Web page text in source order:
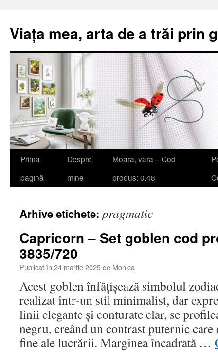
Viața mea, arta de a trăi prin
Sari
Prima
pagină
Despre
mine
Moară, vara – Cod
produs: 0.48
Arhive etichete: pragmatic
Capricorn – Set goblen cod
3835/720
Publicat în 24 martie 2025de Monica
Acest goblen înfățișează simbolul
realizat într-un stil minimalist, dar
linii elegante și conturate clar, se
negru, creând un contrast puternic
fine ale lucrării. Marginea încadrată …